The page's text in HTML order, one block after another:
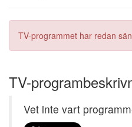
TV-programmet har redan
TV-
Vet inte vart